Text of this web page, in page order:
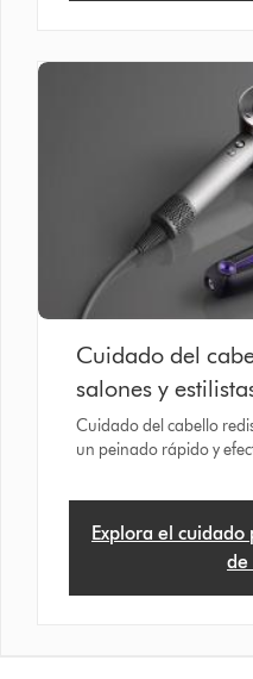
Cuidado del
salones y
Cuidado del cabello
un peinado rápido y
Explora el
de